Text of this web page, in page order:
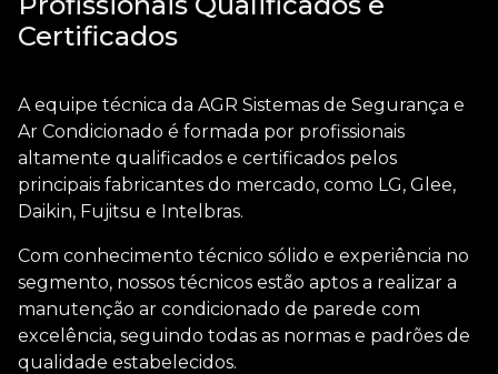
Certificados
A equipe técnica da AGR Sistemas de Segurança e
Ar Condicionado é formada por profissionais
altamente qualificados e certificados pelos
principais fabricantes do mercado, como LG, Glee,
Daikin, Fujitsu e Intelbras.
Com conhecimento técnico sólido e experiência no
segmento, nossos técnicos estão aptos a realizar a
manutenção ar condicionado de parede com
excelência, seguindo todas as normas e padrões de
qualidade estabelecidos.